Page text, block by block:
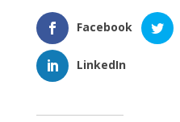
Facebook
LinkedIn